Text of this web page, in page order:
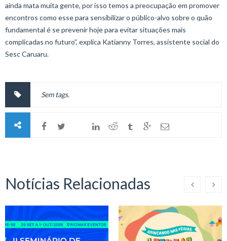
ainda mata muita gente, por isso temos a preocupação em promover
encontros como esse para sensibilizar o público-alvo sobre o quão
fundamental é se prevenir hoje para evitar situações mais
complicadas no futuro”, explica Katianny Torres, assistente social do
Sesc Caruaru.
Sem tags.
Notícias Relacionadas